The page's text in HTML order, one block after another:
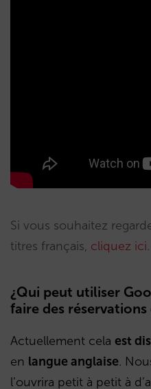
Si vous souhaitez
titres français, cliquez ici.
¿Qui peut utiliser
faire des réservations
Actuellement cela est
en langue anglaise.
l’ouvrira petit à petit à